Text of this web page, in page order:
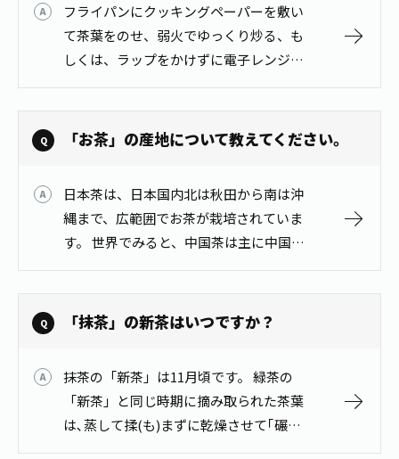
ウェルネスフォーラム
お茶の妖精
伊藤園レディス
健康体
Crazy Jasmine
フライパンにクッキングペーパーを敷い
て茶葉をのせ、弱火でゆっくり炒る、も
しくは、ラップをかけずに電子レンジで
軽く温めると、香ばしい自家製ほうじ茶
になります。 フライパンで炒る際は、茶
葉全体がほぼ茶色になったら、すぐにお
「お茶」の産地について教えてください。
日本茶は、日本国内北は秋田から南は沖
縄まで、広範囲でお茶が栽培されていま
す。 世界でみると、中国茶は主に中国南
東の福建省など、紅茶はインドを筆頭
に、世界20数ヵ国で生産されています。
詳しくは、お茶百科「お茶の産地」をご
「抹茶」の新茶はいつですか？
抹茶の「新茶」は11月頃です。 緑茶の
「新茶」と同じ時期に摘み取られた茶葉
は､蒸して揉(も)まずに乾燥させて｢碾茶
(てんちゃ)｣となります｡この碾茶を､約半